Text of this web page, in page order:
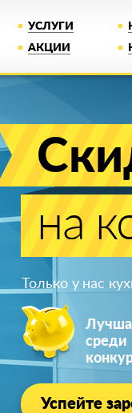
УСЛУГИ
АКЦИИ
на
Только у нас
среди
Успейте